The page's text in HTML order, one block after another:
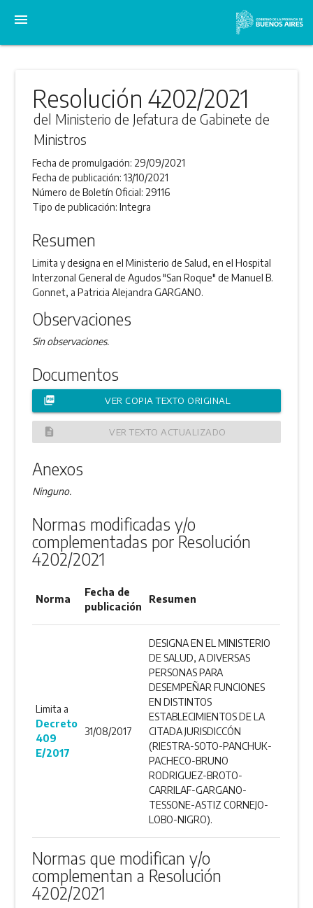
menu
Resolución 4202/2021
del Ministerio de Jefatura de Gabinete de
Ministros
Fecha de promulgación: 29/09/2021
Fecha de publicación:13/10/2021
Número de Boletín Oficial: 29116
Tipo de publicación:Integra
Resumen
Limita y designa en el Ministerio de Salud, en el Hospital
Interzonal General de Agudos "San Roque" de Manuel B.
Gonnet, a Patricia Alejandra GARGANO.
Observaciones
Sin observaciones.
Documentos
picture_as_pdf VER COPIA TEXTO ORIGINAL
description VER TEXTO ACTUALIZADO
Anexos
Ninguno.
Normas modificadas y/o
complementadas por Resolución
4202/2021
Norma
Fecha de
publicación
Resumen
Limita a
Decreto
409
E/2017
31/08/2017
DESIGNA EN EL MINISTERIO
DE SALUD, A DIVERSAS
PERSONAS PARA
DESEMPEÑAR FUNCIONES
EN DISTINTOS
ESTABLECIMIENTOS DE LA
CITADA JURISDICCÓN
(RIESTRA-SOTO-PANCHUK-
PACHECO-BRUNO
RODRIGUEZ-BROTO-
CARRILAF-GARGANO-
TESSONE-ASTIZ CORNEJO-
LOBO-NIGRO).
Normas que modifican y/o
complementan a Resolución
4202/2021